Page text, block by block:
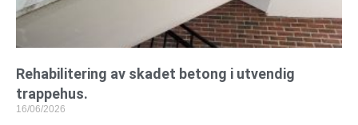
Rehabilitering av skadet betong i utvendig
trappehus.
16/06/2026